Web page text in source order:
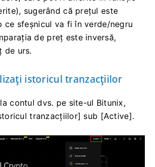
arată tendința generală a
diferitelor intervale de timp,
de un minut, o oră, o zi, o
un an și așa mai departe.
de închidere este mai mare
că roșu pentru creștere și
care pot fi diferite în funcție
sugerând că prețul este
ce sfeșnicul va fi în verde/negru
de preț este inversă,